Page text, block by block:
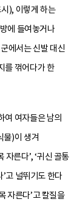
), 이렇게 하는
에 들여놓거나
에서는 신발 대신
를 꺾어다가 한
여 여자들은 남의
물)이 생겨
자른다’, ‘귀신 골통
’고 널뛰기도 한다
자른다’고 칼질을